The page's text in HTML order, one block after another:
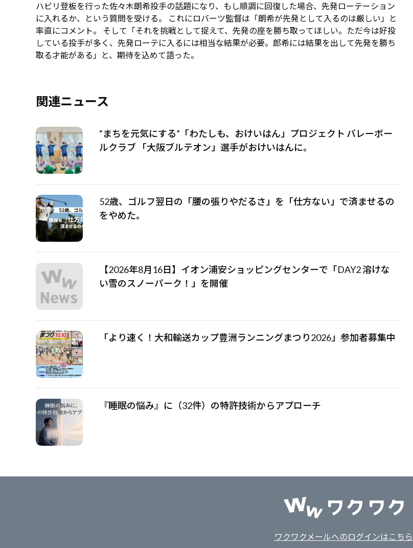
ハビリ登板を行った佐々木朗希投手の話題になり、もし順調に回復した場合、先発ローテーション
に入れるか、という質問を受ける。 これにロバーツ監督は「朗希が先発として入るのは厳しい」と
率直にコメント。 そして「それを挑戦として捉えて、先発の座を勝ち取ってほしい。ただ今は好投
している投手が多く、先発ローテに入るには相当な結果が必要。郎希には結果を出して先発を勝ち
取る才能がある」と、期待を込めて語った。
関連ニュース
“まちを元気にする”「わたしも、おけいはん」プロジェクト バレーボー
ルクラブ 「大阪ブルテオン」選手がおけいはんに。
52歳、ゴルフ翌日の「腰の張りやだるさ」を「仕方ない」で済ませるの
をやめた。
【2026年8月16日】イオン浦安ショッピングセンターで「DAY2 溶けな
い雪のスノーパーク！」を開催
「より速く！大和輸送カップ豊洲ランニングまつり2026」参加者募集中
『睡眠の悩み』に（32件）の特許技術からアプローチ
ワクワクメールへのログインはこちら